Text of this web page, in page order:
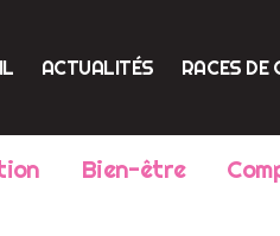
ACTUALITÉS RACES DE
Bien-être